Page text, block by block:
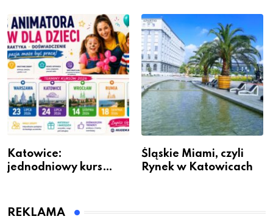
Katowice:
jednodniowy kurs
dzieci
Śląskie Miami, czyli
Rynek w Katowicach
REKLAMA